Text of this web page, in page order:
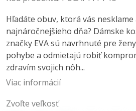
Hľadáte obuv, ktorá vás nesklame
najnáročnejšieho dňa? Dámske
značky EVA sú navrhnuté pre
pohybe a odmietajú robiť
zdravím svojich nôh...
Viac informácií
Zvoľte veľkosť